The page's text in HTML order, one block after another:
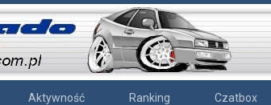
Aktywność Ranking Czatbox